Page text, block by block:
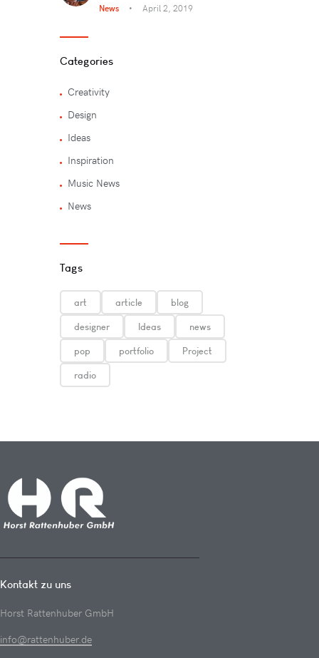
News April 2, 2019
Categories
Creativity
Design
Ideas
Inspiration
Music News
News
Tags
art article blog
designer Ideas news
pop portfolio Project
radio
Kontakt zu uns
Horst Rattenhuber GmbH
info@rattenhuber.de